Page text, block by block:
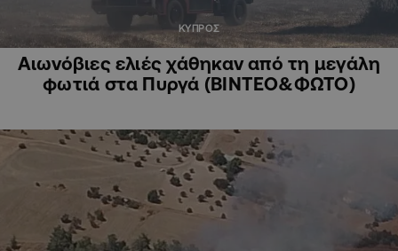
ΚΥΠΡΟΣ
Αιωνόβιες ελιές χάθηκαν από τη μεγάλη
φωτιά στα Πυργά (ΒΙΝΤΕΟ&ΦΩΤΟ)